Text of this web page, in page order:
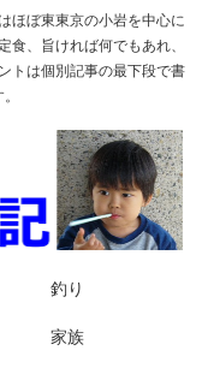
ほぼ東東京の小岩を中心に
食、旨ければ何でもあれ、
は個別記事の最下段で書
釣り
家族